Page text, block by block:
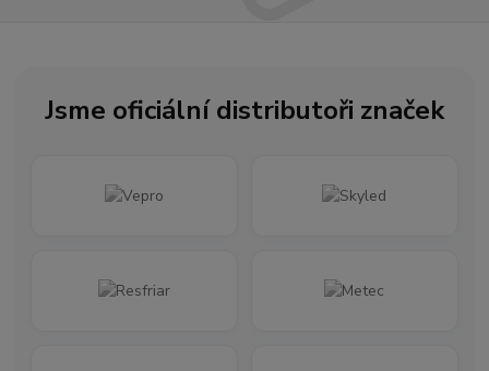
Jsme oficiální distributoři značek